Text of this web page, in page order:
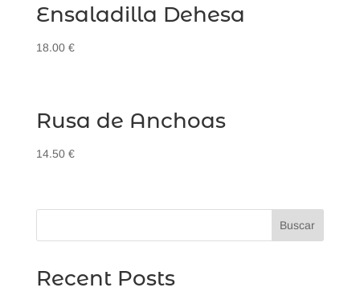
Ensaladilla Dehesa
18.00 €
Rusa de Anchoas
14.50 €
Buscar
Recent Posts